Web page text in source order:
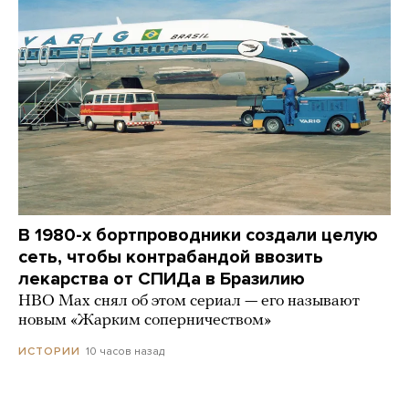
В 1980-х бортпроводники создали целую
сеть, чтобы контрабандой ввозить
лекарства от СПИДа в Бразилию
HBO Max снял об этом сериал — его называют
новым «Жарким соперничеством»
ИСТОРИИ 10 часов назад